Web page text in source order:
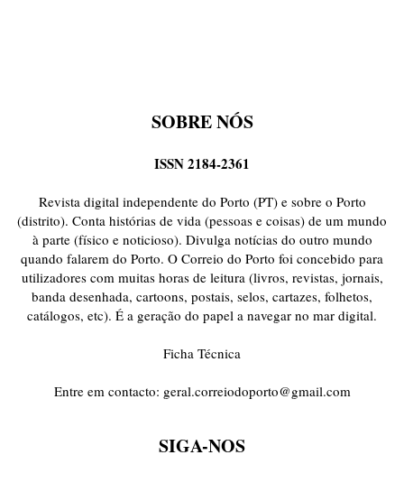
SOBRE NÓS
ISSN 2184-2361
Revista digital independente do Porto (PT) e sobre o Porto
(distrito). Conta histórias de vida (pessoas e coisas) de um mundo
à parte (físico e noticioso). Divulga notícias do outro mundo
quando falarem do Porto. O Correio do Porto foi concebido para
utilizadores com muitas horas de leitura (livros, revistas, jornais,
banda desenhada, cartoons, postais, selos, cartazes, folhetos,
catálogos, etc). É a geração do papel a navegar no mar digital.
Ficha Técnica
Entre em contacto: geral.correiodoporto@gmail.com
SIGA-NOS